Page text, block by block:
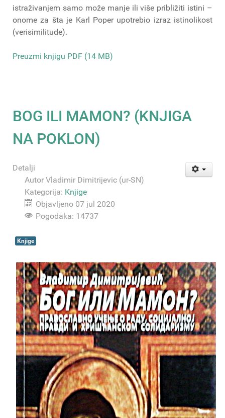
istraživanjem samo može manje ili više približiti istini –
onome za šta je Karl Poper upotrebio izraz istinolikost
(verisimilitude).
Preuzmi knjigu PDF (14 MB)
BOG ILI MAMON? (KNJIGA
NA POKLON)
Detalji
Autor Vladimir Dimitrijevic (ur-SN)
Kategorija: Knjige
Objavljeno 07 jul 2020
Pogodaka: 14737
Knjige